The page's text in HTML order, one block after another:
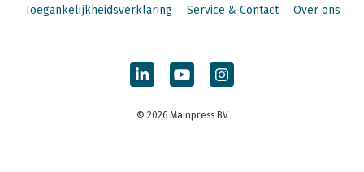
Toegankelijkheidsverklaring
Service & Contact Over ons
© 2026 Mainpress BV